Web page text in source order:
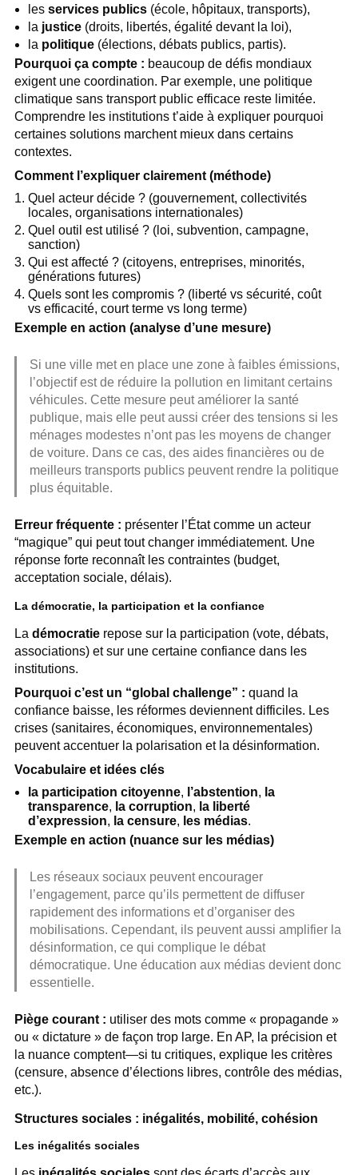
lesservices publics (école, hôpitaux, transports),
la justice (droits, libertés, égalité devant la loi),
la politique (élections, débats publics, partis).
Pourquoi ça compte : beaucoup de défis mondiaux
exigent une coordination. Par exemple, une politique
climatique sans transport public efficace reste limitée.
Comprendre les institutions t’aide à expliquer pourquoi
certaines solutions marchent mieux dans certains
contextes.
Comment l’expliquer clairement (méthode)
Quel acteur décide ? (gouvernement, collectivités
locales, organisations internationales)
Quel outil est utilisé ? (loi, subvention, campagne,
sanction)
Qui est affecté ? (citoyens, entreprises, minorités,
générations futures)
Quels sont les compromis ? (liberté vs sécurité, coût
vs efficacité, court terme vs long terme)
Exemple en action (analyse d’une mesure)
Si une ville met en place une zone à faibles émissions,
l’objectif est de réduire la pollution en limitant certains
véhicules. Cette mesure peut améliorer la santé
publique, mais elle peut aussi créer des tensions si les
ménages modestes n’ont pas les moyens de changer
de voiture. Dans ce cas, des aides financières ou de
meilleurs transports publics peuvent rendre la politique
plus équitable.
Erreur fréquente : présenter l’État comme un acteur
“magique” qui peut tout changer immédiatement. Une
réponse forte reconnaît les contraintes (budget,
acceptation sociale, délais).
La démocratie, la participation et la confiance
La démocratierepose sur la participation (vote, débats,
associations) et sur une certaine confiance dans les
institutions.
Pourquoi c’est un “global challenge” : quand la
confiance baisse, les réformes deviennent difficiles. Les
crises (sanitaires, économiques, environnementales)
peuvent accentuer la polarisation et la désinformation.
Vocabulaire et idées clés
la participation citoyenne, l’abstention, la
transparence, la corruption, la liberté
d’expression, la censure, les médias.
Exemple en action (nuance sur les médias)
Les réseaux sociaux peuvent encourager
l’engagement, parce qu’ils permettent de diffuser
rapidement des informations et d’organiser des
mobilisations. Cependant, ils peuvent aussi amplifier la
désinformation, ce qui complique le débat
démocratique. Une éducation aux médias devient donc
essentielle.
Piège courant : utiliser des mots comme « propagande »
ou « dictature » de façon trop large. En AP, la précision et
la nuance comptent—si tu critiques, explique les critères
(censure, absence d’élections libres, contrôle des médias,
etc.).
Structures sociales : inégalités, mobilité, cohésion
Les inégalités sociales